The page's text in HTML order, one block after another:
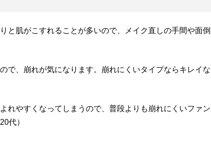
と肌がこすれることが多いので、メイク直しの手間や面倒
で、崩れが気になります。崩れにくいタイプならキレイな
れやすくなってしまうので、普段よりも崩れにくいファン
代）